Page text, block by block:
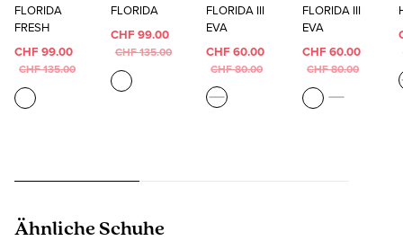
FLORIDA
FRESH
CHF 99.00
CHF 135.00
FLORIDA
CHF 99.00
CHF 135.00
FLORIDA III
EVA
CHF 60.00
CHF 80.00
FLORIDA III
EVA
CHF 60.00
CHF 80.00
Produktgalerie überspringen
Ähnliche Schuhe